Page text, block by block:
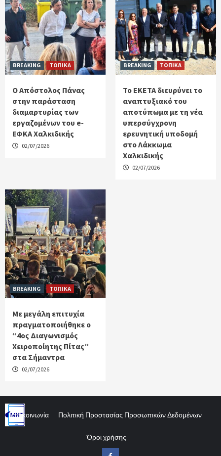
BREAKING ΤΟΠΙΚΑ
Ο Απόστολος Πάνας
στην παράσταση
διαμαρτυρίας των
εργαζομένων του e-
ΕΦΚΑ Χαλκιδικής
02/07/2026
BREAKING ΤΟΠΙΚΑ
Το ΕΚΕΤΑ διευρύνει το
αναπτυξιακό του
αποτύπωμα με τη νέα
υπερσύγχρονη
ερευνητική υποδομή
στο Λάκκωμα
Χαλκιδικής
02/07/2026
BREAKING ΤΟΠΙΚΑ
Με μεγάλη επιτυχία
πραγματοποιήθηκε ο
“4ος Διαγωνισμός
Χειροποίητης Πίτας”
στα Σήμαντρα
02/07/2026
Επικοινωνία Πολιτική Προστασίας Προσωπικών Δεδομένων
Όροι χρήσης